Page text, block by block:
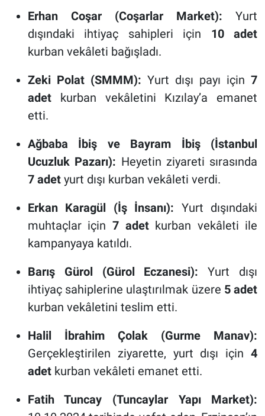
Erhan Coşar (Coşarlar Market): Yurt
dışındaki ihtiyaç sahipleri için 10 adet
kurban vekâleti bağışladı.
Zeki Polat (SMMM): Yurt dışı payı için7
adetkurban vekâletini Kızılay’a emanet
etti.
Ağbaba İbiş ve Bayram İbiş (İstanbul
Ucuzluk Pazarı): Heyetin ziyareti sırasında
7 adetyurt dışı kurban vekâleti verdi.
Erkan Karagül (İş İnsanı): Yurt dışındaki
muhtaçlar için 7 adetkurban vekâleti ile
kampanyaya katıldı.
Barış Gürol (Gürol Eczanesi): Yurt dışı
ihtiyaç sahiplerine ulaştırılmak üzere 5 adet
kurban vekâletini teslim etti.
Halil İbrahim Çolak (Gurme Manav):
Gerçekleştirilen ziyarette, yurt dışı için4
adetkurban vekâleti emanet etti.
Fatih Tuncay (Tuncaylar Yapı Market):